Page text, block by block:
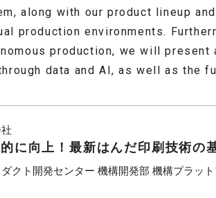
along with our product lineup
production environments.
production, we will
data and AI, as well as the
に向上！最新はんだ印刷技術の
クト開発センター 機構開発部 機構プラッ